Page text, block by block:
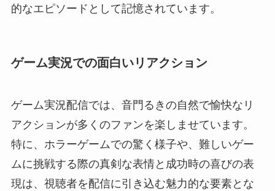
的なエピソードとして記憶されています。
ゲーム実況での面白いリアクション
ゲーム実況配信では、音門るきの自然で愉快なリ
アクションが多くのファンを楽しませています。
特に、ホラーゲームでの驚く様子や、難しいゲー
ムに挑戦する際の真剣な表情と成功時の喜びの表
現は、視聴者を配信に引き込む魅力的な要素とな